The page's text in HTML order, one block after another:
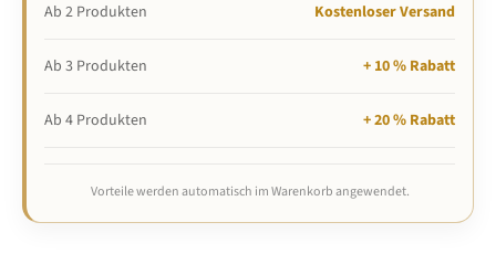
Ab 2 Produkten Kostenloser Versand
Ab 3 Produkten + 10 % Rabatt
Ab 4 Produkten + 20 % Rabatt
Vorteile werden automatisch im Warenkorb angewendet.